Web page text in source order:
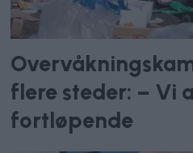
flere steder: – Vi
fortløpende